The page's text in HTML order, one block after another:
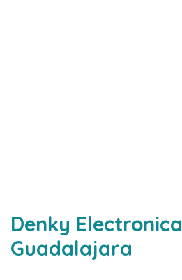
Denky Electronica
Guadalajara